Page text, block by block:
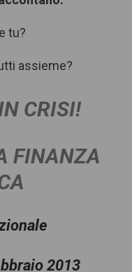
tu?
assieme?
CRISI!
FINANZA
2013